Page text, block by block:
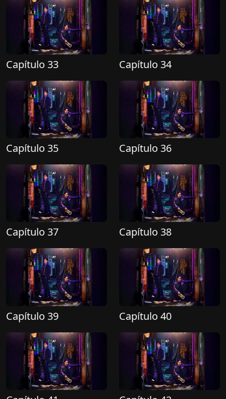
Capítulo 33 Capítulo 34
Capítulo 35 Capítulo 36
Capítulo 37 Capítulo 38
Capítulo 39 Capítulo 40